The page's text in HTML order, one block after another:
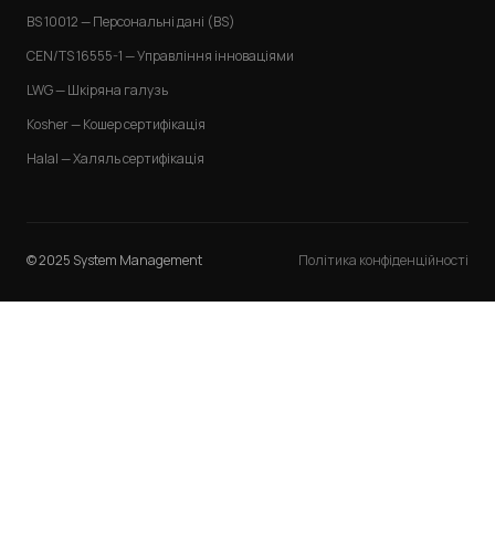
BS 10012 — Персональні дані (BS)
CEN/TS 16555-1 — Управління інноваціями
LWG — Шкіряна галузь
Kosher — Кошер сертифікація
Halal — Халяль сертифікація
© 2025 System Management Політика конфіденційності